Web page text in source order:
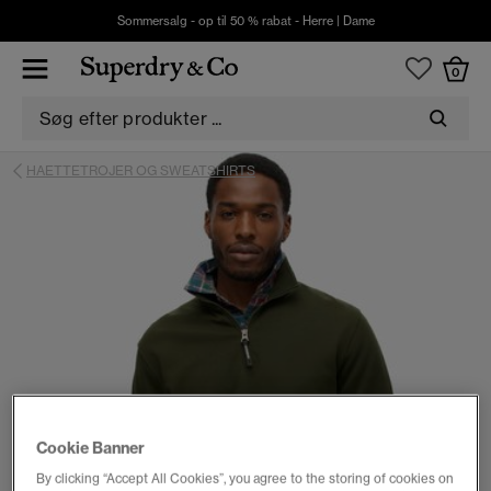
Sommersalg - op til 50 % rabat - Herre| Dame
0
HAETTETROJER OG SWEATSHIRTS
Cookie Banner
By clicking “Accept All Cookies”, you agree to the storing of cookies on